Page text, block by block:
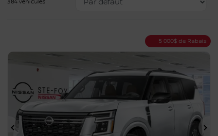
384 véhicules
5 000$ de Rabais